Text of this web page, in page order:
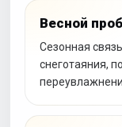
Весной
Сезонная
снеготаяния,